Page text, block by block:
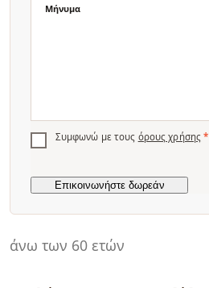
άνω των 60 ετών
Μήνυμα
Συμφωνώ με τους όρους χρήσης *